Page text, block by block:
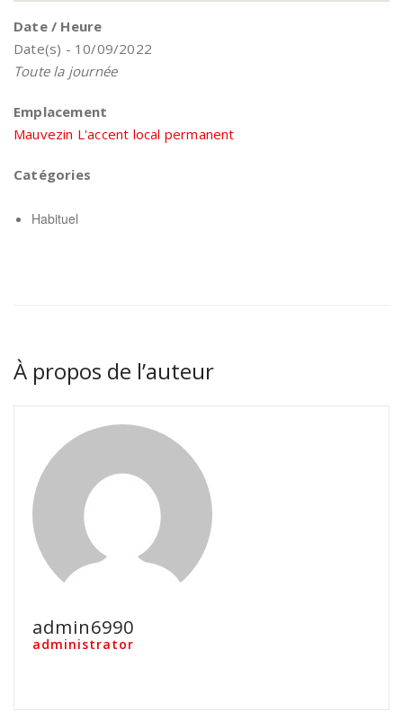
Date / Heure
Date(s) - 10/09/2022
Toute la journée
Emplacement
Mauvezin L'accent local permanent
Catégories
Habituel
À propos de l’auteur
admin6990
administrator